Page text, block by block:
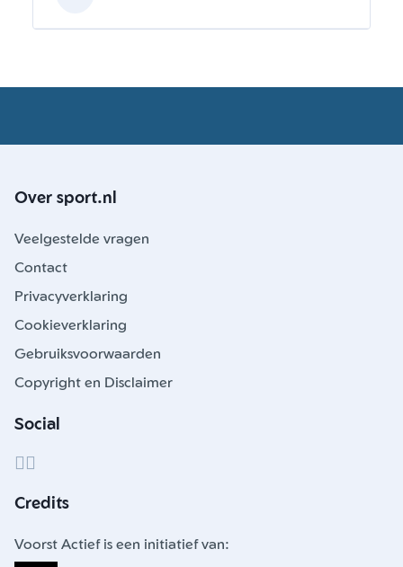
Over sport.nl
Veelgestelde vragen
Contact
Privacyverklaring
Cookieverklaring
Gebruiksvoorwaarden
Copyright en Disclaimer
Social
Credits
Voorst Actief is een initiatief van: